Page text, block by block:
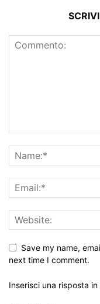
Save my name,
next time I comment.
Inserisci una risposta in